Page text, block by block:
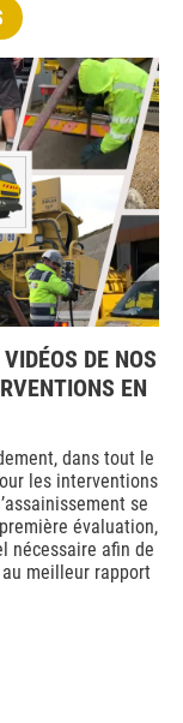
DE NOS
EN
dans tout le
les interventions
se
évaluation,
nécessaire afin de
meilleur rapport